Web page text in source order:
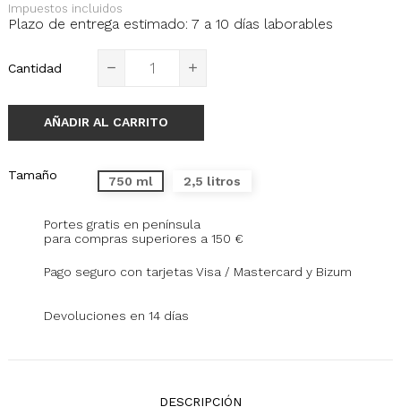
Impuestos incluidos
Plazo de entrega estimado: 7 a 10 días laborables
Cantidad
AÑADIR AL CARRITO
Tamaño 750 ml 2,5 litros
Portes gratis en península
para compras superiores a 150 €
Pago seguro con tarjetas Visa / Mastercard y Bizum
Devoluciones en 14 días
DESCRIPCIÓN